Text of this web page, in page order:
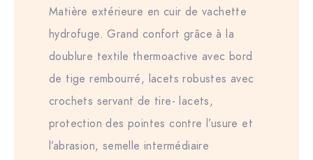
Matière extérieure en cuir de vachette
hydrofuge. Grand confort grâce à la
doublure textile thermoactive avec bord
de tige rembourré, lacets robustes avec
crochets servant de tire- lacets,
protection des pointes contre l’usure et
l’abrasion, semelle intermédiaire